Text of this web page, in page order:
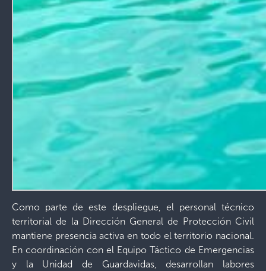
Como parte de este despliegue, el personal técnico
territorial de la Dirección General de Protección Civil
mantiene presencia activa en todo el territorio nacional.
En coordinación con el Equipo Táctico de Emergencias
y la Unidad de Guardavidas, desarrollan labores